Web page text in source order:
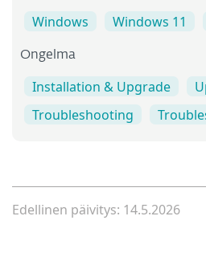
Windows Windows 11
Ongelma
Installation & Upgrade
Troubleshooting
Edellinen päivitys: 14.5.2026